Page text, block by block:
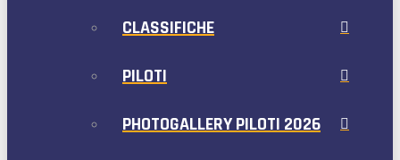
CLASSIFICHE
PILOTI
PHOTOGALLERY PILOTI 2026